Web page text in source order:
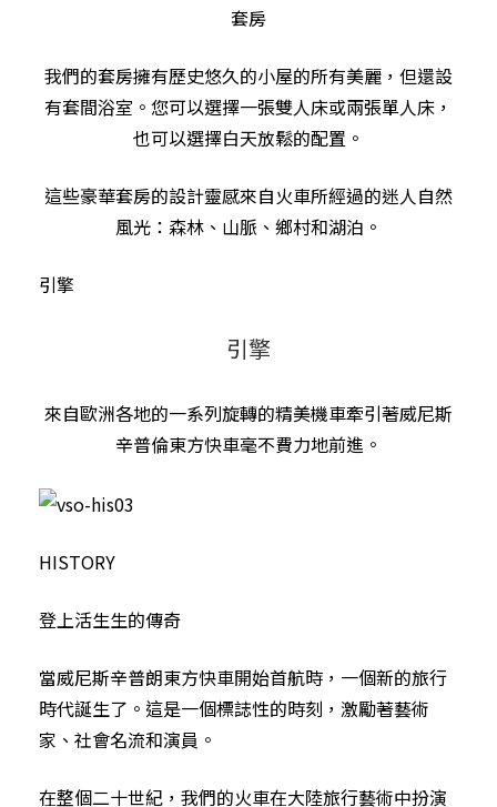
套房
我們的套房擁有歷史悠久的小屋的所有美麗，但還設
有套間浴室。您可以選擇一張雙人床或兩張單人床，
也可以選擇白天放鬆的配置。
這些豪華套房的設計靈感來自火車所經過的迷人自然
風光：森林、山脈、鄉村和湖泊。
引擎
引擎
來自歐洲各地的一系列旋轉的精美機車牽引著威尼斯
辛普倫東方快車毫不費力地前進。
HISTORY
登上活生生的傳奇
當威尼斯辛普朗東方快車開始首航時，一個新的旅行
時代誕生了。這是一個標誌性的時刻，激勵著藝術
家、社會名流和演員。
在整個二十世紀，我們的火車在大陸旅行藝術中扮演